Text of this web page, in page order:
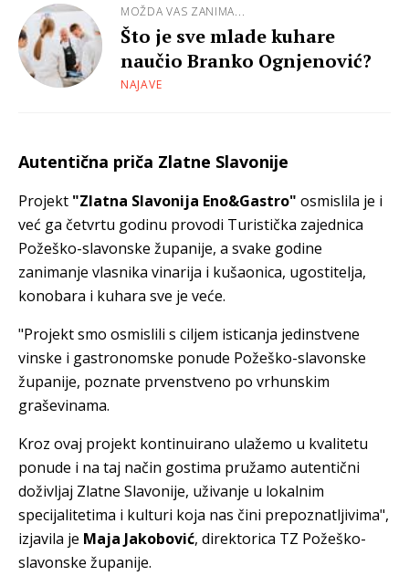
MOŽDA VAS ZANIMA...
Što je sve mlade kuhare
naučio Branko Ognjenović?
NAJAVE
Autentična priča Zlatne Slavonije
Projekt "Zlatna Slavonija Eno&Gastro" osmislila je i
već ga četvrtu godinu provodi Turistička zajednica
Požeško-slavonske županije, a svake godine
zanimanje vlasnika vinarija i kušaonica, ugostitelja,
konobara i kuhara sve je veće.
"Projekt smo osmislili s ciljem isticanja jedinstvene
vinske i gastronomske ponude Požeško-slavonske
županije, poznate prvenstveno po vrhunskim
graševinama.
Kroz ovaj projekt kontinuirano ulažemo u kvalitetu
ponude i na taj način gostima pružamo autentični
doživljaj Zlatne Slavonije, uživanje u lokalnim
specijalitetima i kulturi koja nas čini prepoznatljivima",
izjavila je Maja Jakobović, direktorica TZ Požeško-
slavonske županije.